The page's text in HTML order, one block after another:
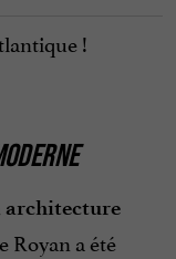
!
architecture
Royan a été